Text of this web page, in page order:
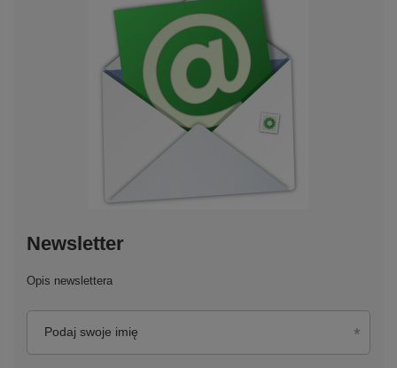
Newsletter
Opis newslettera
Podaj swoje imię